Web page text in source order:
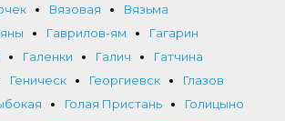
Вязовая
Вязьма
Гаврилов-ям
Гагарин
Галенки Галич
Гатчина
Геническ Георгиевск
Глазов
Голая Пристань
Голицыно